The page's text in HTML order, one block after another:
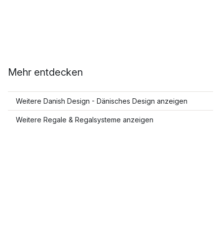
Mehr entdecken
Weitere Danish Design - Dänisches Design anzeigen
Weitere Regale & Regalsysteme anzeigen